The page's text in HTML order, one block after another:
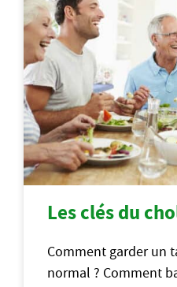
Les clés du
Comment garder un
normal ? Comment